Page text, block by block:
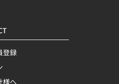
登録
様へ